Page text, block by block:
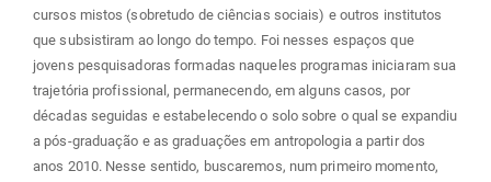
cursos mistos (sobretudo de ciências sociais) e outros institutos
que subsistiram ao longo do tempo. Foi nesses espaços que
jovens pesquisadoras formadas naqueles programas iniciaram sua
trajetória profissional, permanecendo, em alguns casos, por
décadas seguidas e estabelecendo o solo sobre o qual se expandiu
a pós-graduação e as graduações em antropologia a partir dos
anos 2010. Nesse sentido, buscaremos, num primeiro momento,